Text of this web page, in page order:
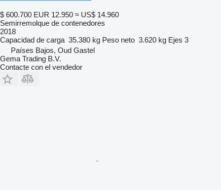
$ 600.700 EUR 12.950 ≈ US$ 14.960
Semirremolque de contenedores
2018
Capacidad de carga 35.380 kg Peso neto 3.620 kg Ejes 3
Países Bajos, Oud Gastel
Gema Trading B.V.
Contacte con el vendedor